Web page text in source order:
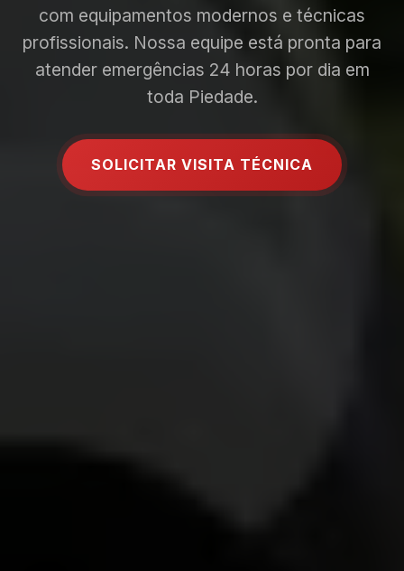
com equipamentos modernos e técnicas
profissionais. Nossa equipe está pronta para
atender emergências 24 horas por dia em
toda Piedade.
SOLICITAR VISITA TÉCNICA